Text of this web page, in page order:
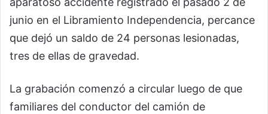
junio en el Libramiento Independencia, percance
que dejó un saldo de 24 personas lesionadas,
tres de ellas de gravedad.
La grabación comenzó a circular luego de que
familiares del conductor del camión de